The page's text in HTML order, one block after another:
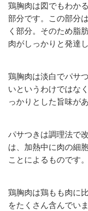
鶏胸肉は図でもわか
部分です。この部分
く部分。そのため脂
肉がしっかりと発達
鶏胸肉は淡白でパサ
いというわけではな
っかりとした旨味が
パサつきは調理法で
は、加熱中に肉の細
ことによるものです。
鶏胸肉は鶏もも肉に
をたくさん含んでい